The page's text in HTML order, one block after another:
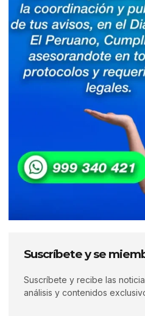
Suscríbete y se
Suscríbete y recibe las
análisis y contenidos